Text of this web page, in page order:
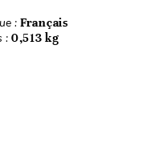
: Français
: 0,513 kg